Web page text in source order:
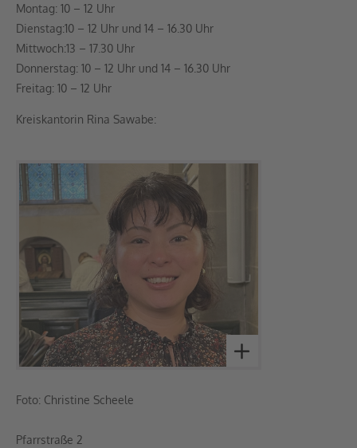
Montag: 10 – 12 Uhr
Dienstag:10 – 12 Uhr und 14 – 16.30 Uhr
Mittwoch:13 – 17.30 Uhr
Donnerstag: 10 – 12 Uhr und 14 – 16.30 Uhr
Freitag: 10 – 12 Uhr
Kreiskantorin Rina Sawabe:
Foto: Christine Scheele
Pfarrstraße 2